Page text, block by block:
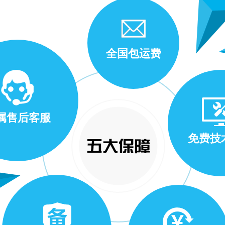
售后客服
全国包运费
免费技